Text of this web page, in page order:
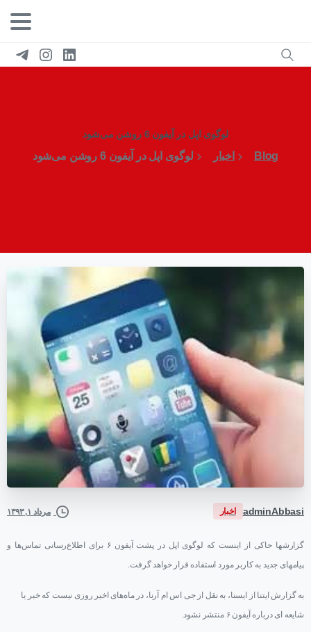
لوگوی اپل در آیفون 6 روشن می‌شود
Blog اخبار لوگوی اپل در آیفون 6 روشن می‌شود
adminAbbasi اخبار مرداد ۱, ۱۳۹۳
گزارشها حاکی از اینست که لوگوی اپل در پشت آیفون ۶ برای اطلاع‌رسانی تماس‌ها و
پیامهای جدید به کاربر مورد استفاده قرار خواهد گرفت.
به گزارش ایتنا از ایسنا، به نقل از جی اس ام آرنا، در ماه‌های اخیر روزی نیست که خبر یا
شایعه ای درباره آیفون ۶ منتشر نشود.